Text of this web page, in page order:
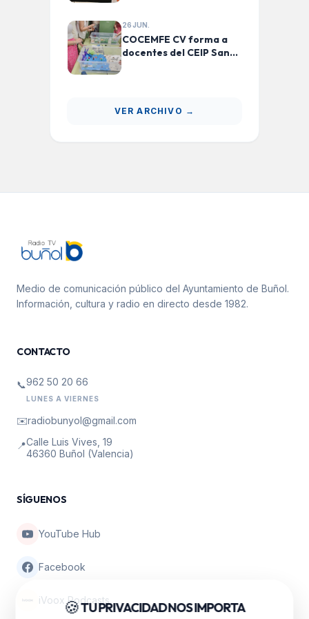
educación ecosocial
para más de 230 niños y
niñas
26 JUN.
COCEMFE CV forma a
docentes del CEIP San
TEA
VER ARCHIVO →
Medio de comunicación público del Ayuntamiento de Buñol.
Información, cultura y radio en directo desde 1982.
CONTACTO
📞962 50 20 66
LUNES A VIERNES
✉️radiobunyol@gmail.com
📍Calle Luis Vives, 19
46360 Buñol (Valencia)
SÍGUENOS
YouTube Hub
Facebook
iVoox Podcasts
🍪TU PRIVACIDAD NOS IMPORTA